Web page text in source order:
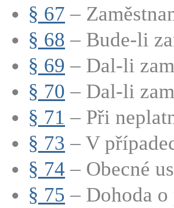
§ 67 –
§ 68 – Bude-li
§ 69 – Dal-li
§ 70 – Dal-li
§ 71 – Při
§ 73 – V
§ 74 – Obecné
§ 75 – Dohoda